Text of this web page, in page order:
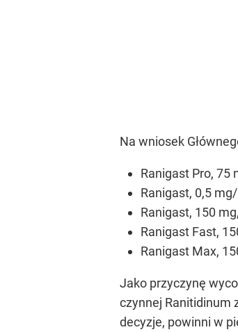
Na wniosek
Ranigast Pro, 75
Ranigast, 0,5
Ranigast, 150
Ranigast Fast,
Ranigast Max,
Jako przyczynę
czynnej Ranitidinum
decyzje, powinni w